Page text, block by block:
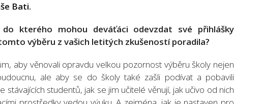
Bati.
kterého mohou deváťáci odevzdat své přihlášky
výběru z vašich letitých zkušeností poradila?
aby věnovali opravdu velkou pozornost výběru školy nejen
ale aby se do školy také zašli podívat a pobavili
stávajících studentů, jak se jim učitelé věnují, jak učivo od nich